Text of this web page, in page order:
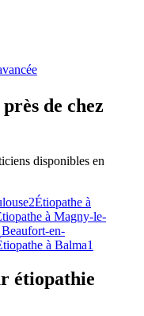
de chez
disponibles en
2Étiopathe à
à Magny-le-
en-
à Balma1
étiopathie